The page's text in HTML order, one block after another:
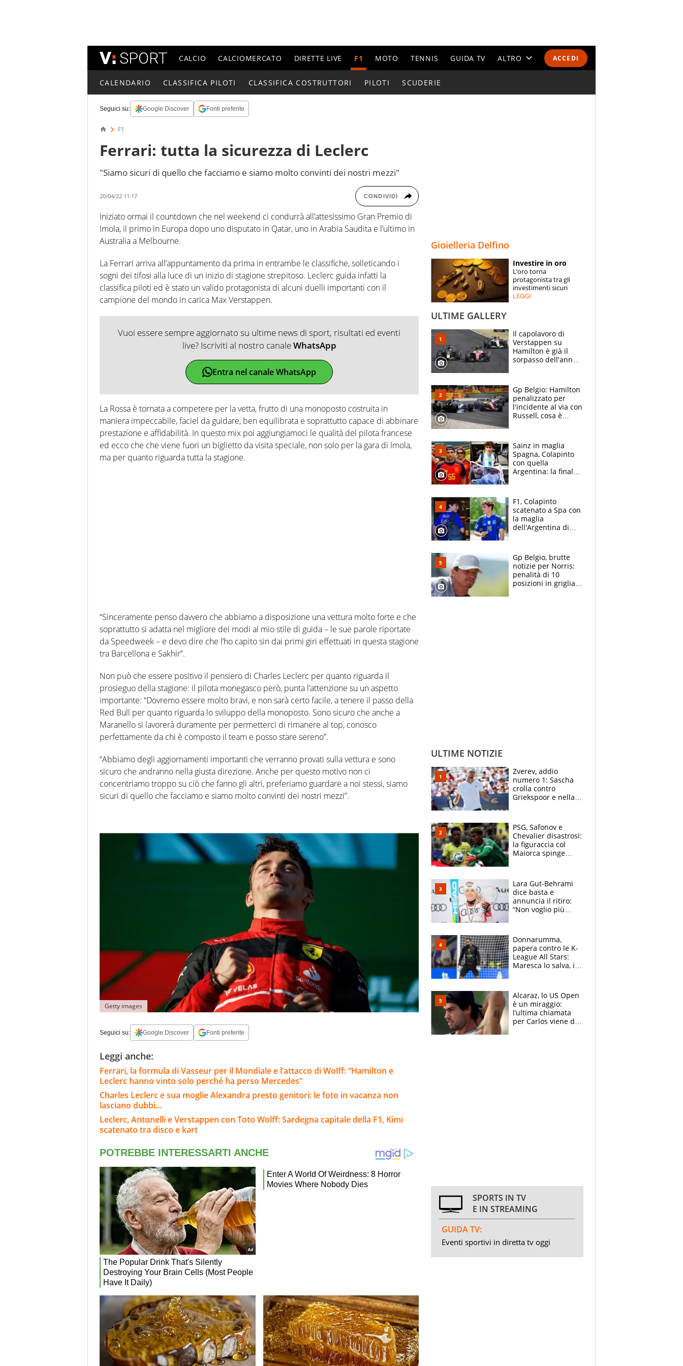
ACCEDI
CALCIO CALCIOMERCATO DIRETTE LIVE F1 MOTO TENNIS GUIDA TV ALTRO
ESPERTI
CONTATTI
CALENDARIO CLASSIFICA PILOTI CLASSIFICA COSTRUTTORI PILOTI SCUDERIE
Seguici su: Google Discover Fonti preferite
F1
Ferrari: tutta la sicurezza di Leclerc
"Siamo sicuri di quello che facciamo e siamo molto convinti dei nostri mezzi"
20/04/22 11:17 CONDIVIDI
Iniziato ormai il countdown che nel weekend ci condurrà all’attesissimo Gran Premio di
Imola, il primo in Europa dopo uno disputato in Qatar, uno in Arabia Saudita e l’ultimo in
Australia a Melbourne.
La Ferrari arriva all’appuntamento da prima in entrambe le classifiche, solleticando i
sogni dei tifosi alla luce di un inizio di stagione strepitoso. Leclerc guida infatti la
classifica piloti ed è stato un valido protagonista di alcuni duelli importanti con il
campione del mondo in carica Max Verstappen.
Vuoi essere sempre aggiornato su ultime news di sport, risultati ed eventi
live? Iscriviti al nostro canaleWhatsApp
Entra nel canale WhatsApp
La Rossa è tornata a competere per la vetta, frutto di una monoposto costruita in
maniera impeccabile, faciel da guidare, ben equilibrata e soprattutto capace di abbinare
prestazione e affidabilità. In questo mix poi aggiungiamoci le qualità del pilota francese
ed ecco che che viene fuori un biglietto da visita speciale, non solo per la gara di Imola,
ma per quanto riguarda tutta la stagione.
“Sinceramente penso davvero che abbiamo a disposizione una vettura molto forte e che
soprattutto si adatta nel migliore dei modi al mio stile di guida – le sue parole riportate
da Speedweek – e devo dire che l’ho capito sin dai primi giri effettuati in questa stagione
tra Barcellona e Sakhir”.
Non può che essere positivo il pensiero di Charles Leclerc per quanto riguarda il
prosieguo della stagione: il pilota monegasco però, punta l’attenzione su un aspetto
importante: “Dovremo essere molto bravi, e non sarà certo facile, a tenere il passo della
Red Bull per quanto riguarda lo sviluppo della monoposto. Sono sicuro che anche a
Maranello si lavorerà duramente per permetterci di rimanere al top, conosco
perfettamente da chi è composto il team e posso stare sereno”.
“Abbiamo degli aggiornamenti importanti che verranno provati sulla vettura e sono
sicuro che andranno nella giusta direzione. Anche per questo motivo non ci
concentriamo troppo su ciò che fanno gli altri, preferiamo guardare a noi stessi, siamo
sicuri di quello che facciamo e siamo molto convinti dei nostri mezzi”.
Getty images
Seguici su: Google Discover Fonti preferite
Leggi anche:
Ferrari, la formula di Vasseur per il Mondiale e l’attacco di Wolff: “Hamilton e
Leclerc hanno vinto solo perché ha perso Mercedes”
Charles Leclerc e sua moglie Alexandra presto genitori: le foto in vacanza non
lasciano dubbi...
Leclerc, Antonelli e Verstappen con Toto Wolff: Sardegna capitale della F1, Kimi
scatenato tra disco e kart
Gioielleria Delfino
Investire in oro
L’oro torna
protagonista tra gli
investimenti sicuri
LEGGI
ULTIME GALLERY
Il capolavoro di
Verstappen su
Hamilton è già il
sorpasso dell'anno:
2021
Gp Belgio: Hamilton
penalizzato per
l'incidente al via con
Russell, cosa è
Sainz in maglia
Spagna, Colapinto
con quella
Argentina: la finale
vede l'ora
F1, Colapinto
scatenato a Spa con
la maglia
dell'Argentina di
le parolacce"
Gp Belgio, brutte
notizie per Norris:
penalità di 10
posizioni in griglia,
ULTIME NOTIZIE
Zverev, addio
numero 1: Sascha
crolla contro
Griekspoor e nella
terzo. Quanti malori
a Montreal
PSG, Safonov e
Chevalier disastrosi:
la figuraccia col
Maiorca spinge
rischio beffa
Lara Gut-Behrami
dice basta e
annuncia il ritiro:
“Non voglio più
Brignone
Donnarumma,
papera contro le K-
League All Stars:
Maresca lo salva, i
Alcaraz, lo US Open
è un miraggio:
l’ultima chiamata
per Carlos viene da
SPORTS IN TV
E IN STREAMING
GUIDA TV:
Eventi sportivi in diretta tv oggi